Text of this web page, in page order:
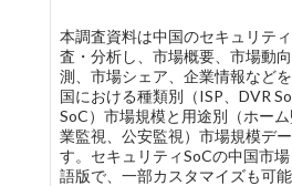
本調査資料は中国のセキュリテ
査・分析し、市場概要、市場動
測、市場シェア、企業情報など
国における種類別（ISP、DVR
SoC）市場規模と用途別（ホー
業監視、公安監視）市場規模デ
す。セキュリティSoCの中国市
語版で、一部カスタマイズも可能